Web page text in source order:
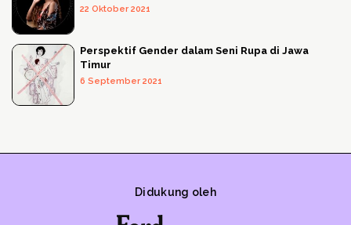
22 Oktober 2021
Perspektif Gender dalam Seni Rupa di Jawa
Timur
6 September 2021
Didukung oleh